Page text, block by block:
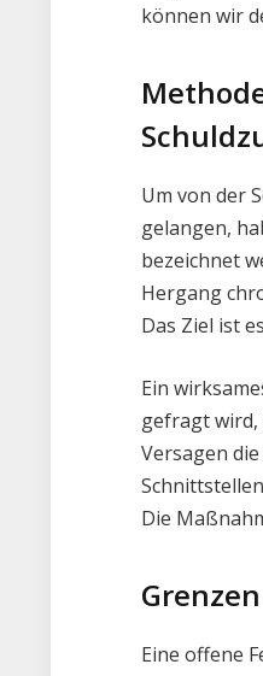
können wir
Um von der
gelangen,
bezeichnet
Hergang
Das Ziel ist
Ein
gefragt wird,
Versagen
Die
Eine offene